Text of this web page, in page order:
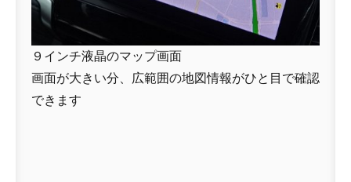
９インチ液晶のマップ画面
画面が大きい分、広範囲の地図情報がひと目で確認
できます